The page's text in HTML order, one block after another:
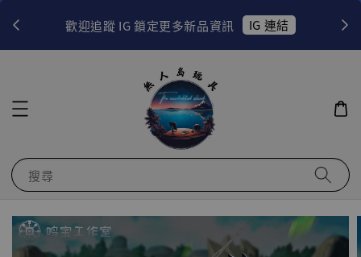
歡迎追蹤 IG 鎖定更多新品資訊 IG 連結
搜尋